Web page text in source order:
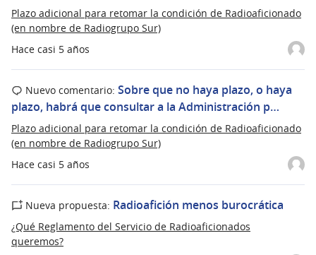
Hace casi 5 años
Plazo adicional para retomar la condición de Radioaficionado
(en nombre de Radiogrupo Sur)
Hace casi 5 años
Nuevo comentario: Sobre que no haya plazo, o haya
plazo, habrá que consultar a la Administración p…
Plazo adicional para retomar la condición de Radioaficionado
(en nombre de Radiogrupo Sur)
Nueva propuesta: Radioafición menos burocrática
¿Qué Reglamento del Servicio de Radioaficionados
queremos?